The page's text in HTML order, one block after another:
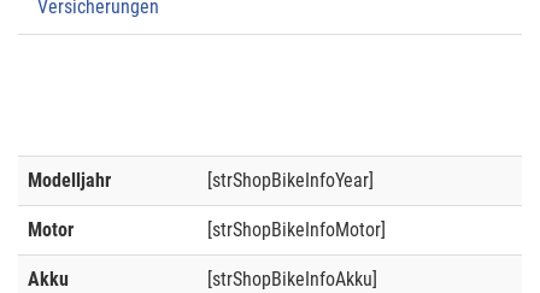
Versicherungen
Modelljahr [strShopBikeInfoYear]
Motor [strShopBikeInfoMotor]
Akku [strShopBikeInfoAkku]